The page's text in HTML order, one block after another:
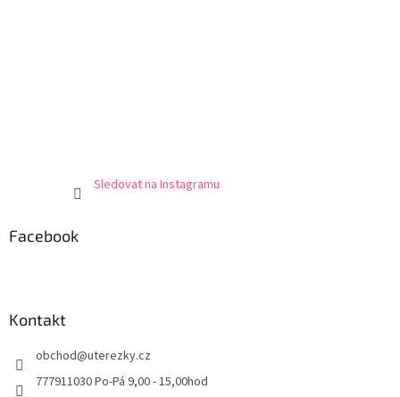
Sledovat na Instagramu
Facebook
Kontakt
obchod@uterezky.cz
777911030 Po-Pá 9,00 - 15,00hod